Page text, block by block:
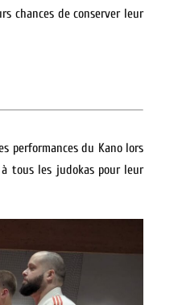
chances de conserver leur
performances du Kano lors
tous les judokas pour leur